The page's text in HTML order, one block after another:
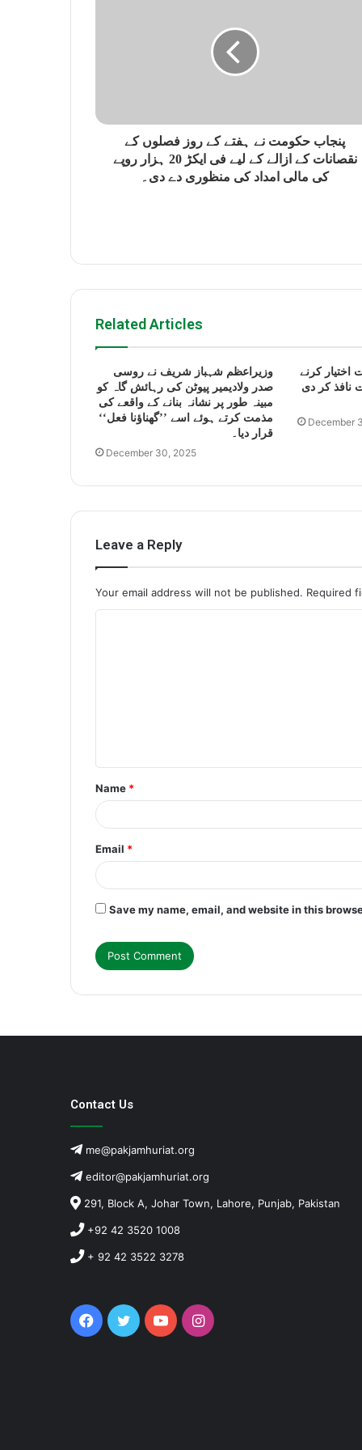
پنجاب حکومت نے ہفتے کے روز فصلوں کے
نقصانات کے ازالے کے لیے فی ایکڑ 20 ہزار روپے
کی مالی امداد کی منظوری دے دی۔
Related Articles
وزیراعظم شہباز شریف نے روسی
صدر ولادیمیر پیوٹن کی رہائش گاہ کو
مبینہ طور پر نشانہ بنانے کے واقعے کی
مذمت کرتے ہوئے اسے ’’گھناؤنا فعل‘‘
قرار دیا۔
December 30, 2025
اختیار کرنے
نافذ کر دی
December
Leave a Reply
Your email address will not be published. Required
t
*
Name *
Email *
Save my name, email, and website in this
Contact Us
me@pakjamhuriat.org
editor@pakjamhuriat.org
291, Block A, Johar Town, Lahore, Punjab, Pakistan
+92 42 3520 1008
+ 92 42 3522 3278
Facebook
TwitterYouTubeInstagram